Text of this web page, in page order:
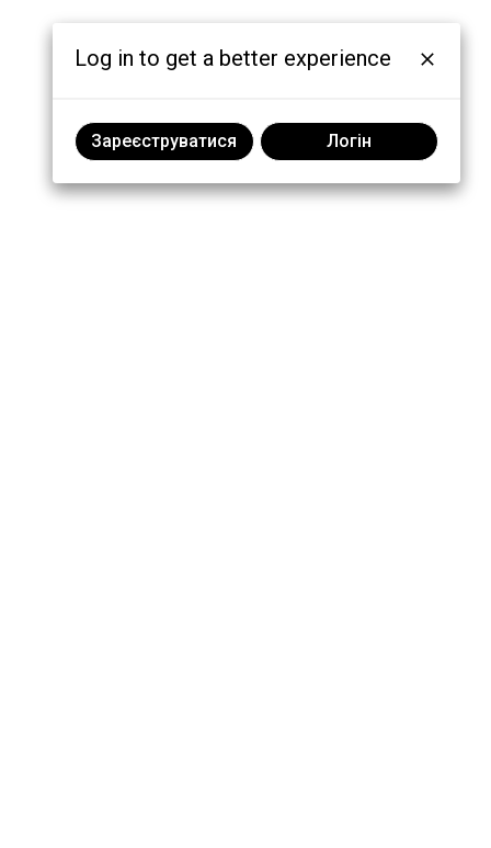
Log in to get a better experience
Зареєструватися Логін